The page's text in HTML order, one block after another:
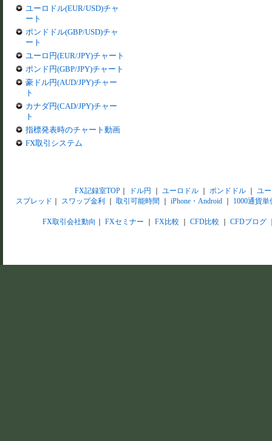
ユーロドル(EUR/USD)チャ
ート
ポンドドル(GBP/USD)チャ
ート
ユーロ円(EUR/JPY)チャート
ポンド円(GBP/JPY)チャート
豪ドル円(AUD/JPY)チャー
ト
カナダ円(CAD/JPY)チャー
ト
指標発表時のチャート動画
FX取引システム
FX記録室TOP｜ ドル円 ユーロドル｜ ポンドドル｜ ユ
スプレッド
スワップ金利 取引可能時間 iPhone・Android 1000通貨単
FX取引会社動向 FXセミナー FX比較 CFD比較 CFDブログ